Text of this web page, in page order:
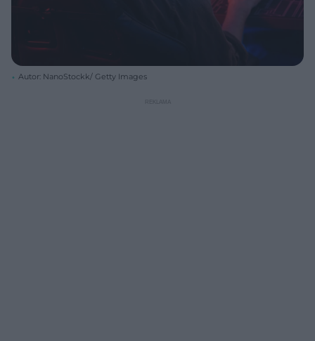
Autor: NanoStockk/ Getty Images